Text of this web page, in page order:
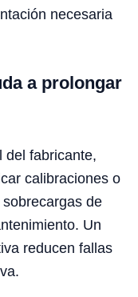
necesaria
a prolongar
del fabricante,
calibraciones o
de
Un
reducen fallas